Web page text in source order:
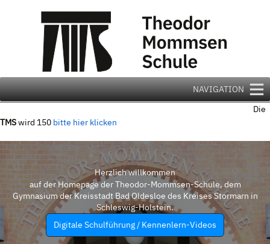
NAVIGATION
Die
TMSwird 150 bitte hier klicken
Herzlich willkommen
auf der Homepage der Theodor-Mommsen-Schule, dem
Gymnasium der Kreisstadt Bad Oldesloe des Kreises Stormarn in
Schleswig-Holstein.
Digitale Schulführung / Kennenlern-Videos